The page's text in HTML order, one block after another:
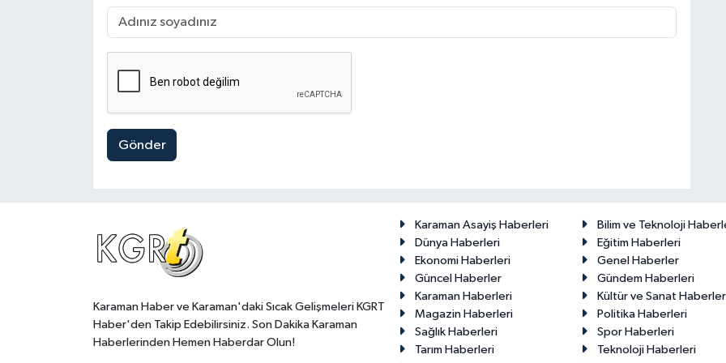
Gönder
Karaman Haber ve Karaman'daki Sıcak Gelişmeleri KGRT
Haber'den Takip Edebilirsiniz. Son Dakika Karaman
Haberlerinden Hemen Haberdar Olun!
Karaman Asayiş Haberleri
Bilim ve Teknoloji
Dünya Haberleri
Eğitim Haberleri
Ekonomi Haberleri
Genel Haberler
Güncel Haberler
Gündem Haberleri
Karaman Haberleri
Kültür ve Sanat
Magazin Haberleri
Politika Haberleri
Sağlık Haberleri
Spor Haberleri
Tarım Haberleri
Teknoloji Haberleri